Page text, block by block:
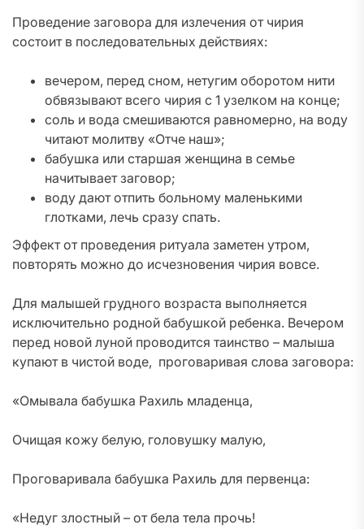
Проведение заговора для излечения от чирия
состоит в последовательных действиях:
вечером, перед сном, нетугим оборотом нити
обвязывают всего чирия с 1 узелком на конце;
соль и вода смешиваются равномерно, на воду
читают молитву «Отче наш»;
бабушка или старшая женщина в семье
начитывает заговор;
воду дают отпить больному маленькими
глотками, лечь сразу спать.
Эффект от проведения ритуала заметен утром,
повторять можно до исчезновения чирия вовсе.
Для малышей грудного возраста выполняется
исключительно родной бабушкой ребенка. Вечером
перед новой луной проводится таинство – малыша
купают в чистой воде, проговаривая слова заговора:
«Омывала бабушка Рахиль младенца,
Очищая кожу белую, головушку малую,
Проговаривала бабушка Рахиль для первенца:
«Недуг злостный – от бела тела прочь!